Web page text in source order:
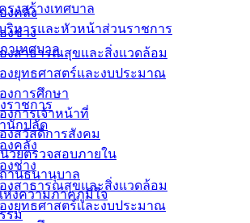
งคลัง
งช่าง
งสาธารณสุขและสิ่งแวดล้อม
งยุทธศาสตร์และงบประมาณ
งการศึกษา
งการเจ้าหน้าที่
งสวัสดิการสังคม
วยตรวจสอบภายใน
านธนานุบาล
ห่งความภาคภูมิใจ
รม
รงสร้างเทศบาล
ริหารและหัวหน้าส่วนราชการ
าเทศบาล
ราชการ
นักปลัด
งคลัง
งช่าง
งสาธารณสุขและสิ่งแวดล้อม
งยุทธศาสตร์และงบประมาณ